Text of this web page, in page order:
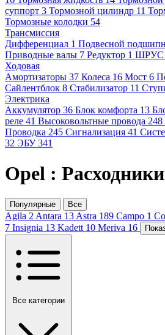
суппорт 3 Тормозной цилиндр 11
Тормозные колодки 54
Трансмиссия
Дифференциал 1 Подвесной
Приводные валы 7 Редуктор 1 ШРУС
Ходовая
Амортизаторы 37 Колеса 16 Мост 6
Сайлентблок 8 Стабилизатор 11
Электрика
Аккумулятор 36 Блок комфорта 13
реле 41 Высоковольтные провода 248
Проводка 245 Сигнализация 41
32 ЭБУ 341
Opel :
Популярные Все
Agila 2 Antara 13 Astra 189 Campo 1
7 Insignia 13 Kadett 10 Meriva 16
Все категории